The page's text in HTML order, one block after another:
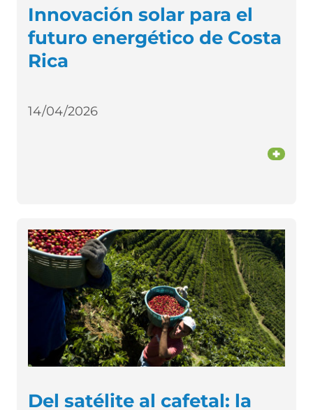
Innovación solar para el
futuro energético de Costa
Rica
14/04/2026
+
Del satélite al cafetal: la